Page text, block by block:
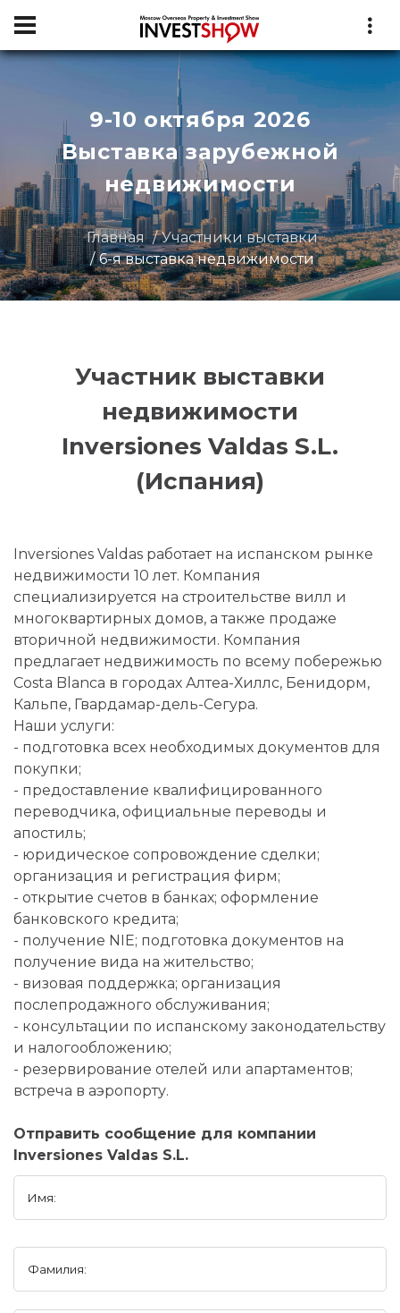
9-10 октября 2026
Выставка зарубежной
недвижимости
Главная
Участники выставки
6-я выставка недвижимости
Участник выставки
недвижимости
Inversiones Valdas S.L.
(Испания)
Inversiones Valdas работает на испанском рынке
недвижимости 10 лет. Компания
специализируется на строительстве вилл и
многоквартирных домов, а также продаже
вторичной недвижимости. Компания
предлагает недвижимость по всему побережью
Costa Blanсa в городах Алтеа-Хиллс, Бенидорм,
Кальпе, Гвардамар-дель-Сегура.
Наши услуги:
- подготовка всех необходимых документов для
покупки;
- предоставление квалифицированного
переводчика, официальные переводы и
апостиль;
- юридическое сопровождение сделки;
организация и регистрация фирм;
- открытие счетов в банках; оформление
банковского кредита;
- получение NIE; подготовка документов на
получение вида на жительство;
- визовая поддержка; организация
послепродажного обслуживания;
- консультации по испанскому законодательству
и налогообложению;
- резервирование отелей или апартаментов;
встреча в аэропорту.
Отправить сообщение для компании
Inversiones Valdas S.L.
Имя:
Фамилия: